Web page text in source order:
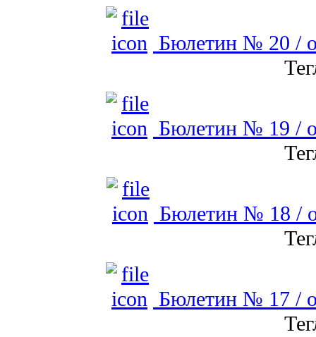
Бюлетин № 20 /
Бюлетин № 19 /
Бюлетин № 18 /
Бюлетин № 17 /